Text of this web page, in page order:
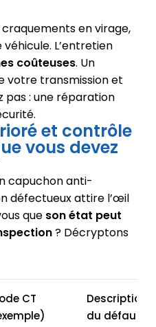
en virage,
L’entretien
coûteuses. Un
votre transmission et
pas : une réparation
et contrôle
vous devez
capuchon anti-
défectueux attire l’œil
que son état peut
? Décryptons
CT
Description
du défaut